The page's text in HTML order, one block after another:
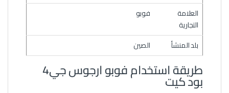
العلامة
التجارية
فوبو
بلد المنشأ الصين
طريقة استخدام فوبو ارجوس جي4
بود كيت